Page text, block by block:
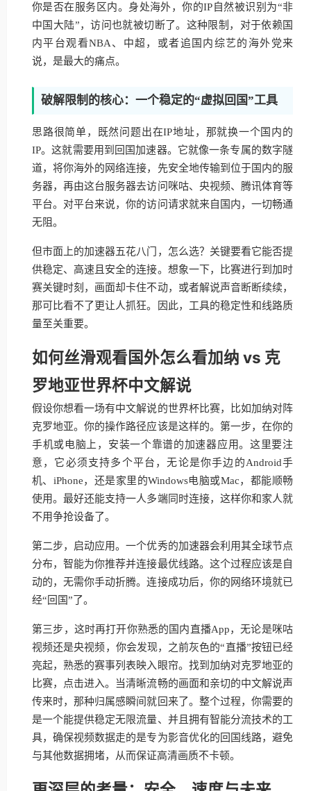
你是否在服务区内。身处海外，你的IP自然被识别为“非
中国大陆”，访问也就被切断了。这种限制，对于依赖国
内平台观看NBA、中超，或者追国内综艺的海外党来
说，是最大的痛点。
破解限制的核心：一个稳定的“虚拟回国”工具
思路很简单，既然问题出在IP地址，那就换一个国内的
IP。这就需要用到回国加速器。它就像一条专属的数字隧
道，将你海外的网络连接，先安全地传输到位于国内的服
务器，再由这台服务器去访问咪咕、央视频、腾讯体育等
平台。对平台来说，你的访问请求就来自国内，一切畅通
无阻。
但市面上的加速器五花八门，怎么选？关键要看它能否提
供稳定、高速且安全的连接。想象一下，比赛进行到加时
赛关键时刻，画面却卡住不动，或者解说声音断断续续，
那可比看不了更让人抓狂。因此，工具的稳定性和线路质
量至关重要。
如何丝滑观看国外怎么看加纳 vs 克
罗地亚世界杯中文解说
假设你想看一场有中文解说的世界杯比赛，比如加纳对阵
克罗地亚。你的操作路径应该是这样的。第一步，在你的
手机或电脑上，安装一个靠谱的加速器应用。这里要注
意，它必须支持多个平台，无论是你手边的Android手
机、iPhone，还是家里的Windows电脑或Mac，都能顺畅
使用。最好还能支持一人多端同时连接，这样你和家人就
不用争抢设备了。
第二步，启动应用。一个优秀的加速器会利用其全球节点
分布，智能为你推荐并连接最优线路。这个过程应该是自
动的，无需你手动折腾。连接成功后，你的网络环境就已
经“回国”了。
第三步，这时再打开你熟悉的国内直播App，无论是咪咕
视频还是央视频，你会发现，之前灰色的“直播”按钮已经
亮起，熟悉的赛事列表映入眼帘。找到加纳对克罗地亚的
比赛，点击进入。当清晰流畅的画面和亲切的中文解说声
传来时，那种归属感瞬间就回来了。整个过程，你需要的
是一个能提供稳定无限流量、并且拥有智能分流技术的工
具，确保视频数据走的是专为影音优化的回国线路，避免
与其他数据拥堵，从而保证高清画质不卡顿。